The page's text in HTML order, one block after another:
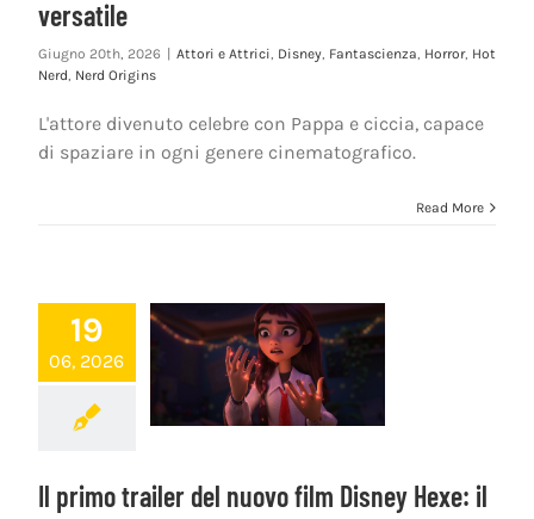
versatile
Giugno 20th, 2026 Attori e Attrici, Disney, Fantascienza, Horror, Hot
Nerd, Nerd Origins
L'attore divenuto celebre con Pappa e ciccia, capace
di spaziare in ogni genere cinematografico.
Read More
19
06, 2026
Il primo trailer del nuovo film Disney Hexe: il